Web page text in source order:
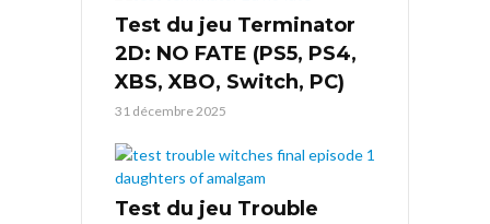
Test du jeu Terminator
2D: NO FATE (PS5, PS4,
XBS, XBO, Switch, PC)
31 décembre 2025
Test du jeu Trouble